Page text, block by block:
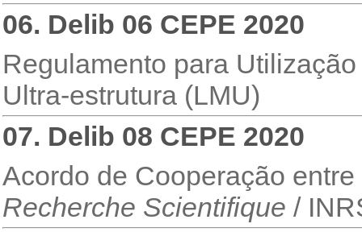
06. Delib 06 CEPE 2020
Regulamento para
Ultra-estrutura (LMU)
07. Delib 08 CEPE 2020
Acordo de Cooperação
Recherche Scientifique /